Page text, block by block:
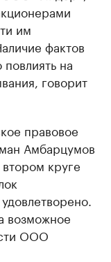
им
фактов
на
говорит
правовое
Амбарцумов
круге
возможное
ООО